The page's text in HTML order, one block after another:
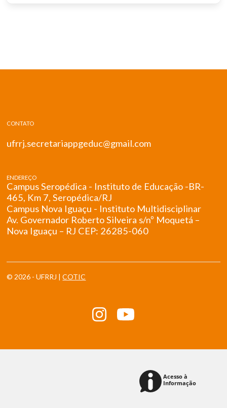
CONTATO
ufrrj.secretariappgeduc@gmail.com
ENDEREÇO
Campus Seropédica - Instituto de Educação -BR-
465, Km 7, Seropédica/RJ
Campus Nova Iguaçu - Instituto Multidisciplinar
Av. Governador Roberto Silveira s/nº Moquetá –
Nova Iguaçu – RJ CEP: 26285-060
© 2026 - UFRRJ |COTIC